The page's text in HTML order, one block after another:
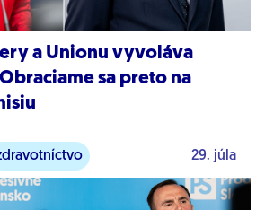
a Unionu vyvoláva
sa preto na
29. júla